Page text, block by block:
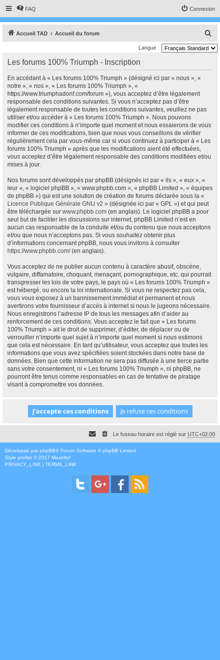
FAQ Connexion
Accueil TAD Accueil du forum
e
Langue :
Les forums 100% Triumph - Inscription
En accédant à « Les forums 100% Triumph » (désigné ici par « nous », «
notre », « nos », « Les forums 100% Triumph », «
https://www.triumphadonf.com/forum »), vous acceptez d’être légalement
responsable des conditions suivantes. Si vous n’acceptez pas d’être
légalement responsable de toutes les conditions suivantes, veuillez ne pas
utiliser et/ou accéder à « Les forums 100% Triumph ». Nous pouvons
modifier ces conditions à n’importe quel moment et nous essaierons de vous
informer de ces modifications, bien que nous vous conseillons de vérifier
régulièrement cela par vous-même car si vous continuez à participer à « Les
forums 100% Triumph » après que les modifications aient été effectuées,
vous acceptez d’être légalement responsable des conditions modifiées et/ou
mises à jour.
Nos forums sont développés par phpBB (désignés ici par « ils », « eux », «
leur », « logiciel phpBB », « www.phpbb.com », « phpBB Limited », « équipes
de phpBB ») qui est une solution de création de forums déclarée sous la «
Licence Publique Générale GNU v2 » (désignée ici par « GPL ») et qui peut
être téléchargée sur www.phpbb.com (en anglais). Le logiciel phpBB a pour
seul but de faciliter les discussions sur internet, phpBB Limited n’est en
aucun cas responsable de la conduite et/ou du contenu que nous acceptons
et/ou que nous n’acceptons pas. Si vous souhaitez obtenir plus
d’informations concernant phpBB, nous vous invitons à consulter
https://www.phpbb.com/(en anglais).
Vous acceptez de ne publier aucun contenu à caractère abusif, obscène,
vulgaire, diffamatoire, choquant, menaçant, pornographique, etc. qui pourrait
transgresser les lois de votre pays, le pays où « Les forums 100% Triumph »
est hébergé, ou encore la loi internationale. Si vous ne respectez pas cela,
vous vous exposez à un bannissement immédiat et permanent et nous
avertirons votre fournisseur d’accès à internet si nous le jugeons nécessaire.
Nous enregistrons l’adresse IP de tous les messages afin d’aider au
renforcement de ces conditions. Vous acceptez le fait que « Les forums
100% Triumph » ait le droit de supprimer, d’éditer, de déplacer ou de
verrouiller n’importe quel sujet à n’importe quel moment si nous estimons
que cela est nécessaire. En tant qu’utilisateur, vous acceptez que toutes les
informations que vous avez spécifiées soient stockées dans notre base de
données. Bien que cette information ne sera pas diffusée à une tierce partie
sans votre consentement, ni « Les forums 100% Triumph », ni phpBB, ne
pourront être tenus comme responsables en cas de tentative de piratage
visant à compromettre vos données.
Le fuseau horaire est réglé sur UTC+02:00
Développé par phpBB® Forum Software © phpBB Limited
Style proflat © 2017 Mazeltof
PRIVACY_LINK | TERMS_LINK